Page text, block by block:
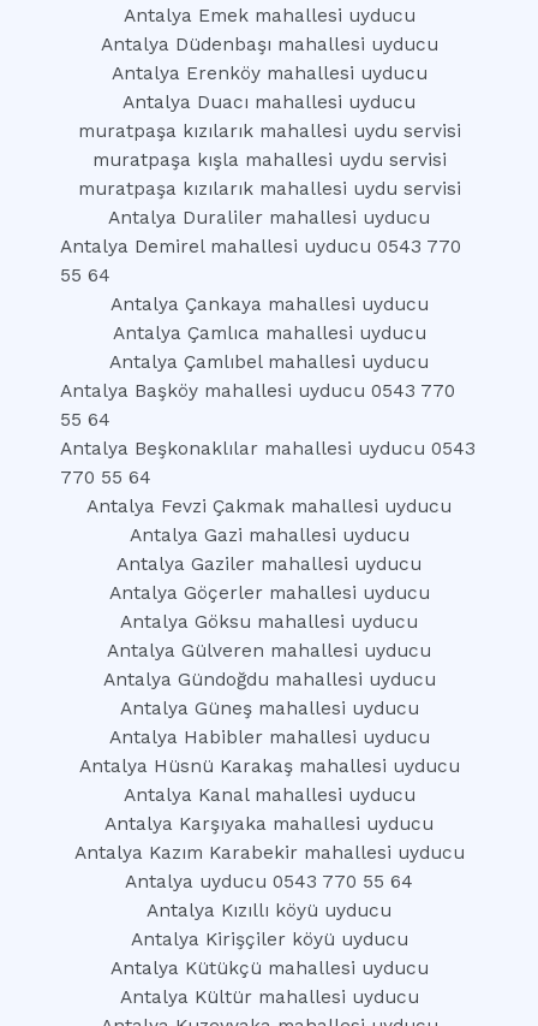
Antalya Emek mahallesi uyducu
Antalya Düdenbaşı mahallesi uyducu
Antalya Erenköy mahallesi uyducu
Antalya Duacı mahallesi uyducu
muratpaşa kızılarık mahallesi uydu servisi
muratpaşa kışla mahallesi uydu servisi
muratpaşa kızılarık mahallesi uydu servisi
Antalya Duraliler mahallesi uyducu
Antalya Demirel mahallesi uyducu 0543 770
55 64
Antalya Çankaya mahallesi uyducu
Antalya Çamlıca mahallesi uyducu
Antalya Çamlıbel mahallesi uyducu
Antalya Başköy mahallesi uyducu 0543 770
55 64
Antalya Beşkonaklılar mahallesi uyducu 0543
770 55 64
Antalya Fevzi Çakmak mahallesi uyducu
Antalya Gazi mahallesi uyducu
Antalya Gaziler mahallesi uyducu
Antalya Göçerler mahallesi uyducu
Antalya Göksu mahallesi uyducu
Antalya Gülveren mahallesi uyducu
Antalya Gündoğdu mahallesi uyducu
Antalya Güneş mahallesi uyducu
Antalya Habibler mahallesi uyducu
Antalya Hüsnü Karakaş mahallesi uyducu
Antalya Kanal mahallesi uyducu
Antalya Karşıyaka mahallesi uyducu
Antalya Kazım Karabekir mahallesi uyducu
Antalya uyducu 0543 770 55 64
Antalya Kızıllı köyü uyducu
Antalya Kirişçiler köyü uyducu
Antalya Kütükçü mahallesi uyducu
Antalya Kültür mahallesi uyducu